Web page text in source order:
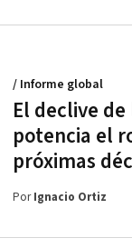
El declive
potencia el
próximas
/ Informe global
PorIgnacio Ortiz